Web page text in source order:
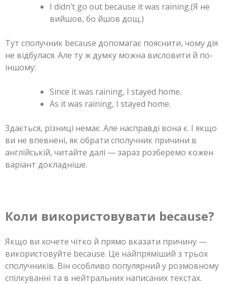
I didn’t go out because it was raining.(Я не
вийшов, бо йшов дощ.)
Тут сполучник because допомагає пояснити, чому дія
не відбулася. Але ту ж думку можна висловити й по-
іншому:
Since it was raining, I stayed home.
As it was raining, I stayed home.
Здається, різниці немає. Але насправді вона є. І якщо
ви не впевнені, як обрати сполучник причини в
англійській, читайте далі — зараз розберемо кожен
варіант докладніше.
Коли використовувати because?
Якщо ви хочете чітко й прямо вказати причину —
використовуйте because. Це найпряміший з трьох
сполучників. Він особливо популярний у розмовному
спілкуванні та в нейтральних написаних текстах.